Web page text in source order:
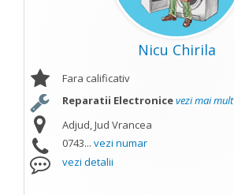
Nicu Chirila
Fara calificativ
Reparatii Electronicevezi mai mult
Adjud, Jud Vrancea
0743... vezi numar
vezi detalii